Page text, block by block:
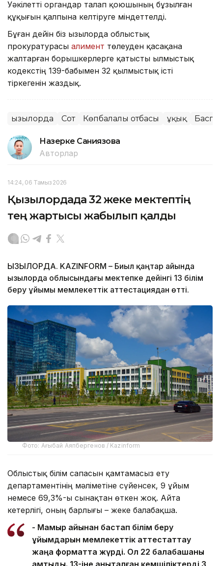
Уәкілетті органдар талап қоюшының бұзылған
құқығын қалпына келтіруге міндеттелді.
Бұған дейін біз Қызылорда облыстық
прокуратурасы алимент төлеуден қасақана
жалтарған борышкерлерге қатысты Қылмыстық
кодекстің 139-бабымен 32 қылмыстық істі
тіркегенін жаздық.
Қызылорда Сот Көпбалалы отбасы Құқық
Назерке Саниязова
Авторлар
14:24, 06 Тамыз 2026
Қызылордада 32 жеке мектептің
тең жартысы жабылып қалды
ҚЫЗЫЛОРДА. KAZINFORM – Биыл қаңтар айында
Қызылорда облысындағы мектепке дейінгі 13 білім
беру ұйымы мемлекеттік аттестациядан өтті.
Фото: Ағыбай Аяпбергенов / Kazinform
Облыстық білім сапасын қамтамасыз ету
департаментінің мәліметіне сүйенсек, 9 ұйым
немесе 69,3%-ы сынақтан өткен жоқ. Айта
кетерлігі, оның барлығы – жеке балабақша.
- Мамыр айынан бастап білім беру
ұйымдарын мемлекеттік аттестаттау
жаңа форматта жүрді. Ол 22 балабақшаны